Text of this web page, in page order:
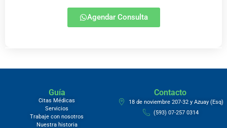
Agendar Consulta
Guía
Citas Médicas
Servicios
Trabaje con nosotros
Nuestra historia
Contacto
18 de noviembre 207-32 y Azuay (Esq)
(593) 07-257 0314